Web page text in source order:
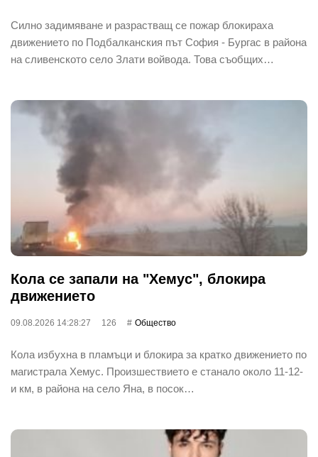
Силно задимяване и разрастващ се пожар блокираха
движението по Подбалканския път София - Бургас в района
на сливенското село Злати войвода. Това съобщих…
Кола се запали на "Хемус", блокира
движението
09.08.2026 14:28:27 126 Общество
Кола избухна в пламъци и блокира за кратко движението по
магистрала Хемус. Произшествието е станало около 11-12-
и км, в района на село Яна, в посок…